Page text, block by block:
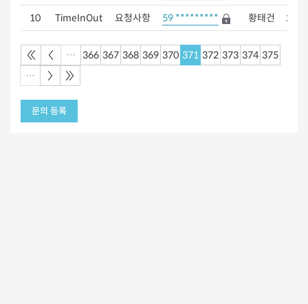
10 TimeInOut 요청사항 59 ********* 황태건
… 366 367 368 369 370 371 372 373 374 375
…
문의 등록